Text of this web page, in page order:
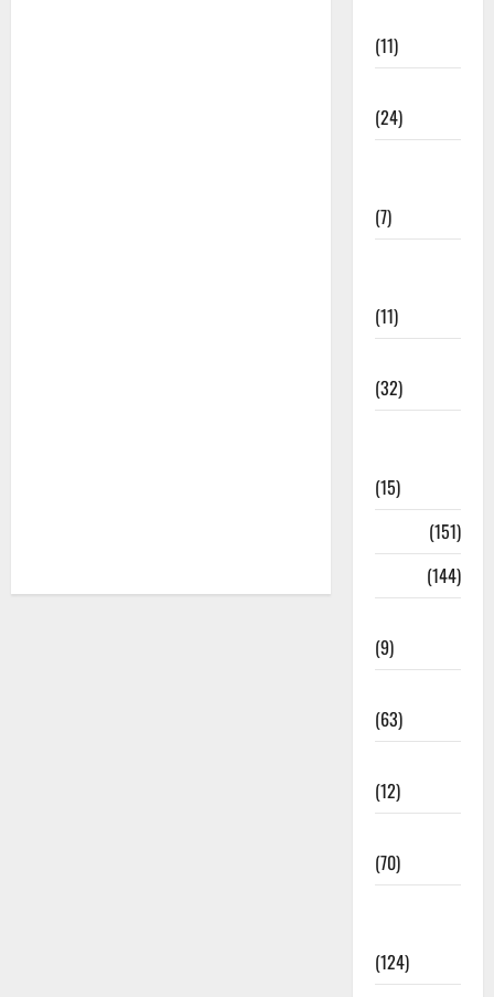
(11)
(24)
(7)
(11)
(32)
(15)
(151)
(144)
(9)
(63)
(12)
(70)
(124)